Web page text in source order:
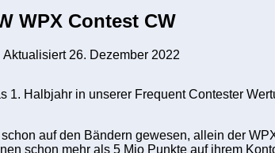
WPX Contest CW
Aktualisiert 26. Dezember 2022
1. Halbjahr in unserer Frequent Contester
auf den Bändern gewesen, allein der
schon mehr als 5 Mio Punkte auf ihrem